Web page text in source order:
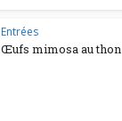
Entrées
Œufs mimosa au thon